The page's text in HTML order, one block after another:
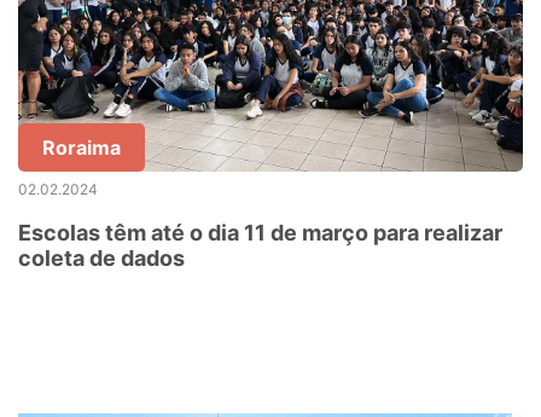
Roraima
02.02.2024
Escolas têm até o dia 11 de março para realizar
coleta de dados